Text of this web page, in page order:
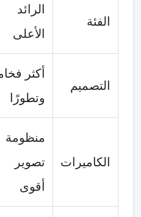
الفئة
الرائد
الأعلى
التصميم
أكثر
وتطورًا
الكاميرات
منظومة
تصوير
أقوى